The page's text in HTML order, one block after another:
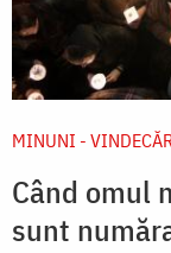
MINUNI -
Când omul
sunt